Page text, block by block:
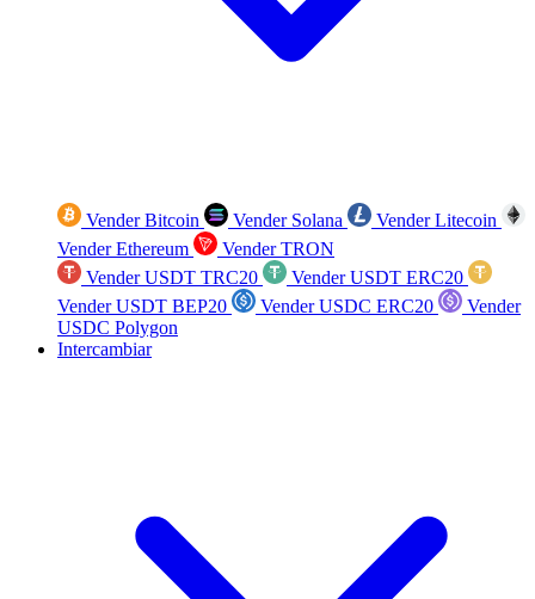
Vender Bitcoin Vender Solana
Vender Litecoin
Vender Ethereum
Vender TRON
Vender USDT TRC20
Vender USDT ERC20
Vender USDT BEP20
Vender USDC ERC20
Vender
USDC Polygon
Intercambiar